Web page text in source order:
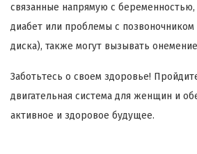
связанные напрямую с беременностью,
диабет или проблемы с
диска), также могут вызывать
Заботьтесь о своем здоровье!
двигательная система для женщин и
активное и здоровое будущее.